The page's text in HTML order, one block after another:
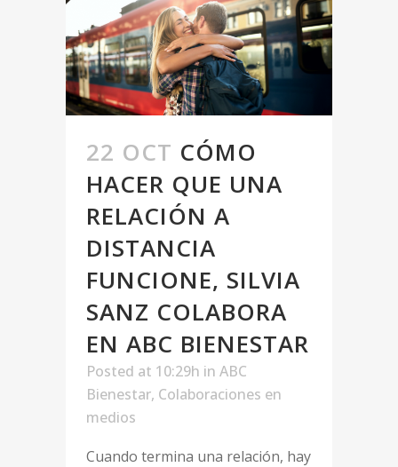
22 OCT CÓMO
HACER QUE UNA
RELACIÓN A
DISTANCIA
FUNCIONE, SILVIA
SANZ COLABORA
EN ABC BIENESTAR
Posted at 10:29h in ABC
Bienestar, Colaboraciones en
medios
Cuando termina una relación, hay